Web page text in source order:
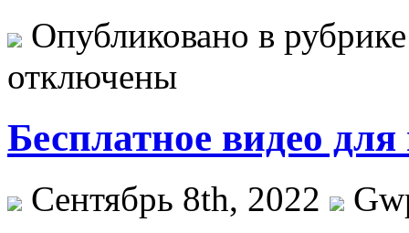
Опубликовано в
отключены
Бесплатное видео
Сентябрь 8th, 2022